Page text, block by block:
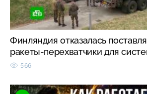
Финляндия отказалась
ракеты-перехватчики для
566